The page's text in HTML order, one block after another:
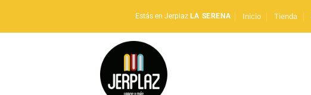
Estás en Jerplaz LA SERENA Inicio Tienda